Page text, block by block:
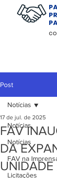
Post
Notícias
Notícias
FAV na
Licitações
Notícias
FAV
DA
17 de jul. de 2025